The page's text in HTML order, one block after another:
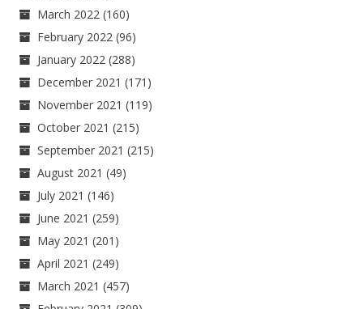
March 2022 (160)
February 2022 (96)
January 2022 (288)
December 2021 (171)
November 2021 (119)
October 2021 (215)
September 2021 (215)
August 2021 (49)
July 2021 (146)
June 2021 (259)
May 2021 (201)
April 2021 (249)
March 2021 (457)